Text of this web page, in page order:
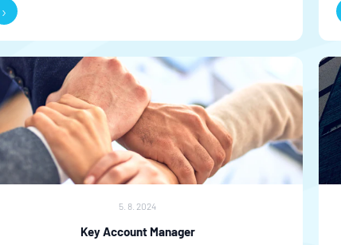
›
5. 8. 2024
Key Account Manager